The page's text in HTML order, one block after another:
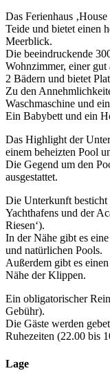
Das Ferienhaus
Teide und bietet einen
Meerblick.
Die beeindruckende
Wohnzimmer, einer gut
2 Bädern und bietet
Zu den
Waschmaschine und
Ein Babybett und ein
Das Highlight der
einem beheizten Pool
Die Gegend um den
ausgestattet.
Die Unterkunft besticht
Yachthafens und der
Riesen‘).
In der Nähe gibt es
und natürlichen Pools.
Außerdem gibt es
Nähe der Klippen.
Ein obligatorischer
Gebühr).
Die Gäste werden
Ruhezeiten (22.00 bis
Lage